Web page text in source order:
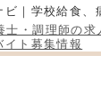
｜学校給食、